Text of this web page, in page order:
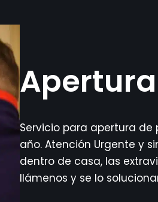
Servicio para apertura
año. Atención Urgente y
dentro de casa, las
llámenos y se lo